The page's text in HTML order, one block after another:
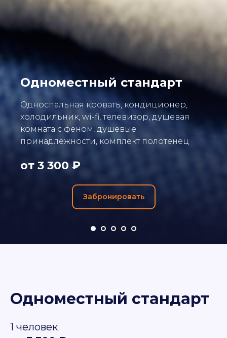
Одноместный стандарт
Односпальная кровать, кондиционер,
холодильник, wi-fi, телевизор, душевая
комната с феном, душевые
принадлежности, комплект полотенец
от 3 300 ₽
Забронировать
Одноместный стандарт
1 человек